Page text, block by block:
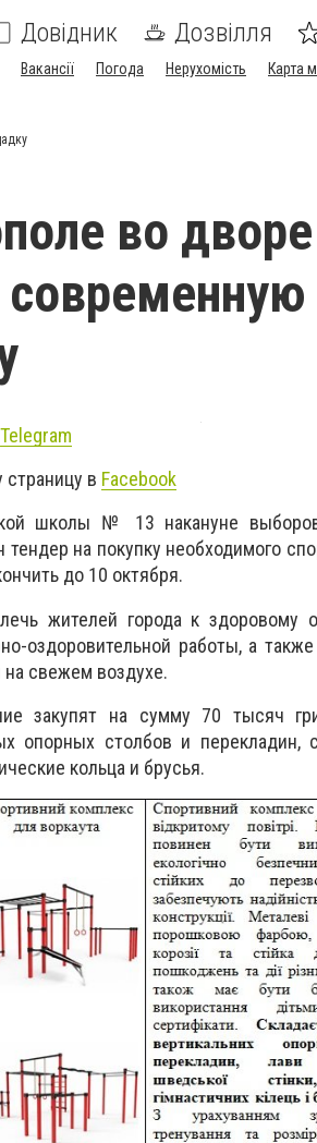
Довідник Дозвілля
Вакансії Погода Нерухомість Карта
во
Telegram
в Facebook
школы № 13 накануне выборов
на покупку необходимого
до 10 октября.
жителей города к здоровому
оздоровительной работы, а
на свежем воздухе.
закупят на сумму 70 тысяч
опорных столбов и
кольца и брусья.